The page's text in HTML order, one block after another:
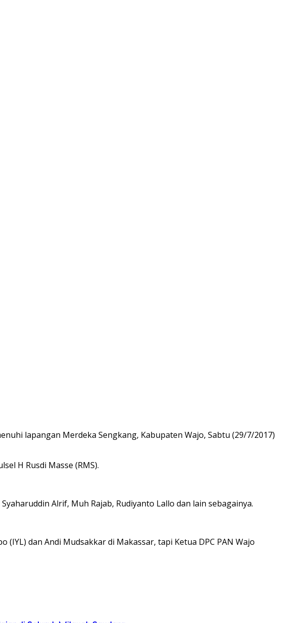
lapangan Merdeka Sengkang, Kabupaten Wajo, Sabtu (29/7/2017)
H Rusdi Masse (RMS).
Alrif, Muh Rajab, Rudiyanto Lallo dan lain sebagainya.
dan Andi Mudsakkar di Makassar, tapi Ketua DPC PAN Wajo